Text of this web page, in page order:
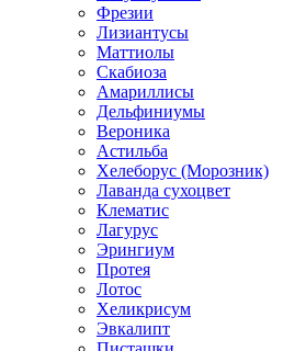
Фрезии
Лизиантусы
Маттиолы
Скабиоза
Амариллисы
Дельфиниумы
Вероника
Астильба
Хелеборус (Морозник)
Лаванда сухоцвет
Клематис
Лагурус
Эрингиум
Протея
Лотос
Хеликрисум
Эвкалипт